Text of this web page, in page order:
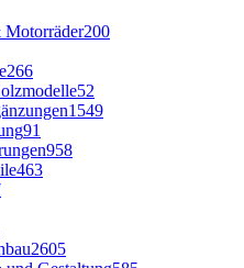
200
266
52
1549
91
958
463
2605